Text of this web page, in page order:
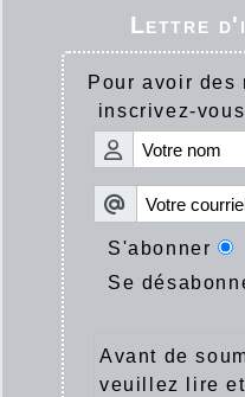
Lettre
Pour avoir des
inscrivez-
S'abonner
Se
Avant de
veuillez lire